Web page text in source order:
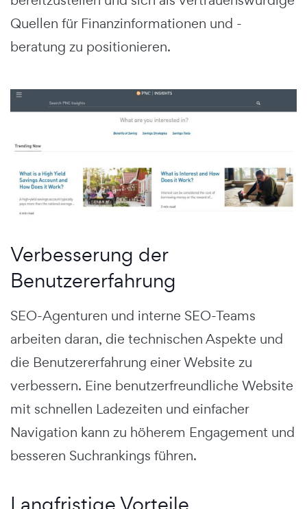
Quellen für Finanzinformationen und -
beratung zu positionieren.
Verbesserung der
Benutzererfahrung
SEO-Agenturen und interne SEO-Teams
arbeiten daran, die technischen Aspekte und
die Benutzererfahrung einer Website zu
verbessern. Eine benutzerfreundliche Website
mit schnellen Ladezeiten und einfacher
Navigation kann zu höherem Engagement und
besseren Suchrankings führen.